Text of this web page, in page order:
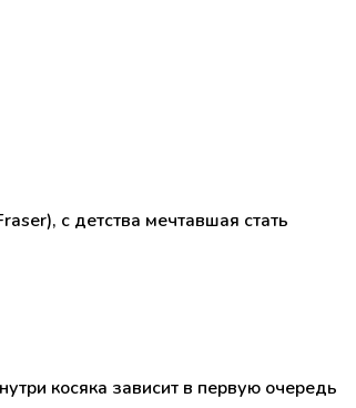
с детства мечтавшая стать
косяка зависит в первую очередь